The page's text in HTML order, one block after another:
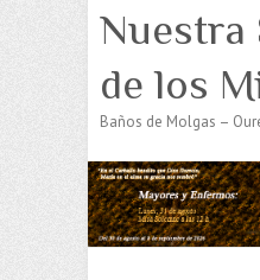
Nuestra
de los
Baños de Molgas –